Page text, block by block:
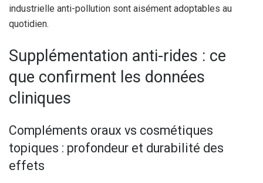
industrielle anti-pollution sont aisément adoptables au
quotidien.
Supplémentation anti-rides : ce
que confirment les données
cliniques
Compléments oraux vs cosmétiques
topiques : profondeur et durabilité des
effets